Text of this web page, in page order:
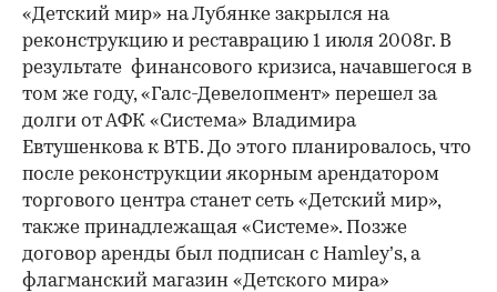
«Детский мир» на Лубянке закрылся на
реконструкцию и реставрацию 1 июля 2008г. В
результате финансового кризиса, начавшегося в
том же году, «Галс-Девелопмент» перешел за
долги от АФК «Система» Владимира
Евтушенкова к ВТБ. До этого планировалось, что
после реконструкции якорным арендатором
торгового центра станет сеть «Детский мир»,
также принадлежащая «Системе». Позже
договор аренды был подписан с Hamley’s, а
флагманский магазин «Детского мира»